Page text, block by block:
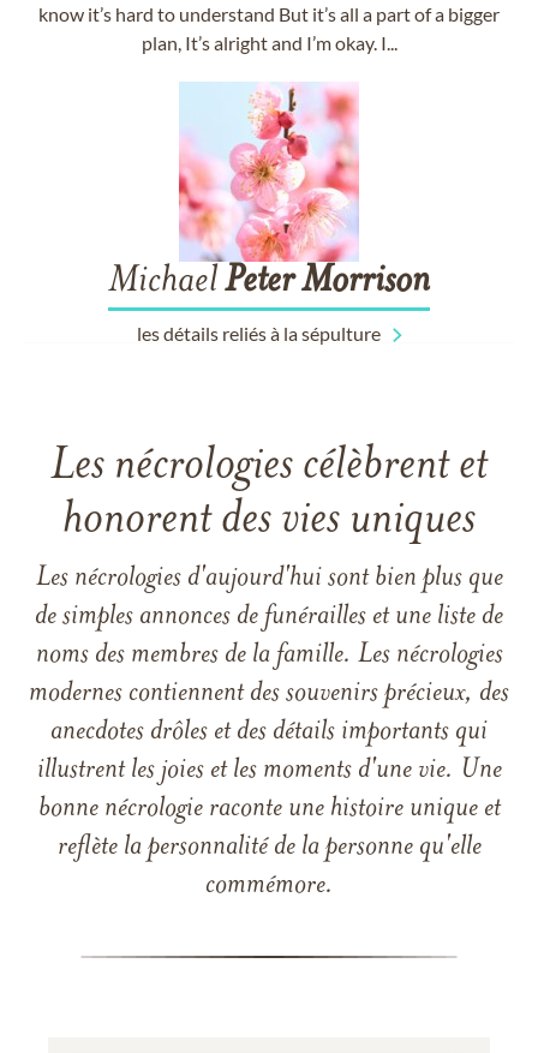
know it’s hard to understand But it’s all a part of a bigger
plan, It’s alright and I’m okay. I...
MichaelPeterMorrison
les détails reliés à la sépulture
Les nécrologies célèbrent et
honorent des vies uniques
Les nécrologies d'aujourd'hui sont bien plus que
de simples annonces de funérailles et une liste de
noms des membres de la famille. Les nécrologies
modernes contiennent des souvenirs précieux, des
anecdotes drôles et des détails importants qui
illustrent les joies et les moments d'une vie. Une
bonne nécrologie raconte une histoire unique et
reflète la personnalité de la personne qu'elle
commémore.